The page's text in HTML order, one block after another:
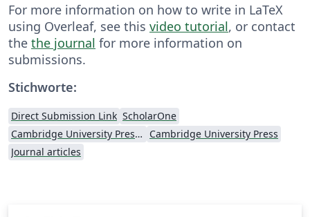
For more information on how to write in LaTeX
using Overleaf, see this video tutorial, or contact
the the journal for more information on
submissions.
Stichworte:
Direct Submission Link ScholarOne
Cambridge University Press - Official Templates
Cambridge University Press
Journal articles